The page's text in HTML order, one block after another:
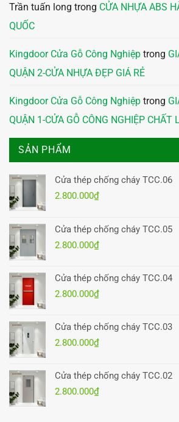
Trần tuấn long trong CỬA NHỰA ABS
QUỐC
Kingdoor Cửa Gỗ Công Nghiệp trong
QUẬN 2-CỬA NHỰA ĐẸP GIÁ RẺ
Kingdoor Cửa Gỗ Công Nghiệp trong
QUẬN 1-CỬA GỖ CÔNG NGHIỆP CHẤT
SẢN PHẨM
Cửa thép chống cháy TCC.06
2.800.000₫
Cửa thép chống cháy TCC.05
2.800.000₫
Cửa thép chống cháy TCC.04
2.800.000₫
Cửa thép chống cháy TCC.03
2.800.000₫
Cửa thép chống cháy TCC.02
2.800.000₫